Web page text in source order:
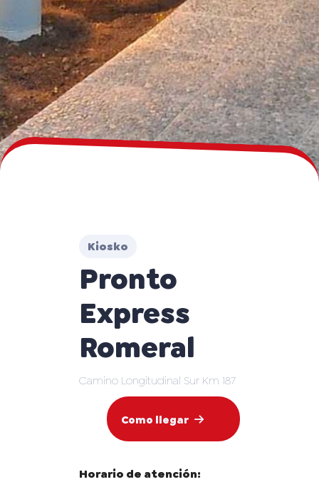
Kiosko
Pronto
Express
Romeral
Camino Longitudinal Sur Km 187
Como llegar
Horario de atención: